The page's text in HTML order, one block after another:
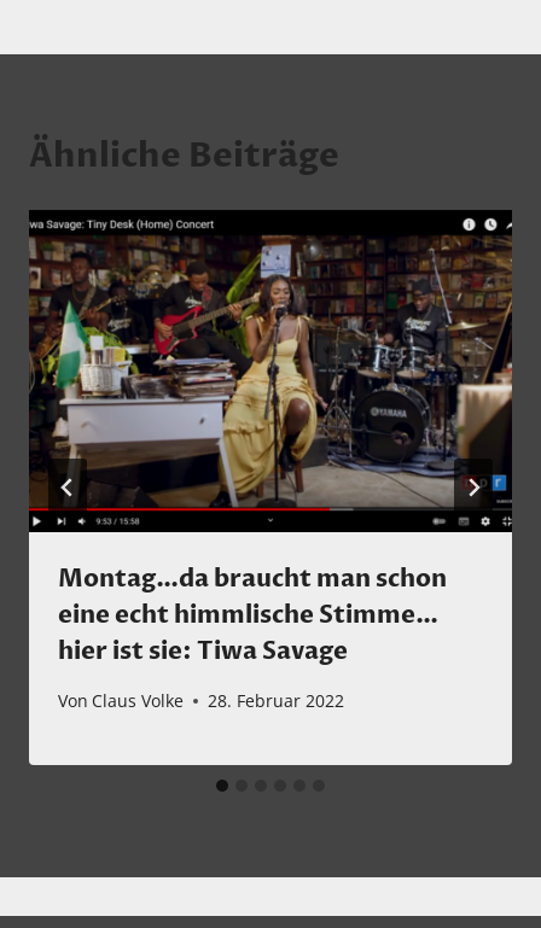
Ähnliche Beiträge
Montag…da braucht man schon
eine echt himmlische Stimme…
hier ist sie: Tiwa Savage
Von Claus Volke 28. Februar 2022